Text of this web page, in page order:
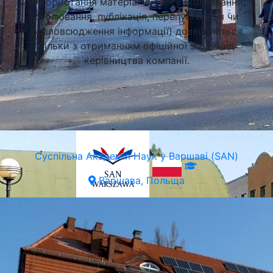
Варшава, Польща
Суспільна Академія Наук у Варшаві (SAN)
Варшава, Польща
дублювання, публікація, перепублікація чи
розповсюдження інформації) дозволяється
тільки з отриманням офіційної згоди від
керівництва компанії.
Підібрати університет